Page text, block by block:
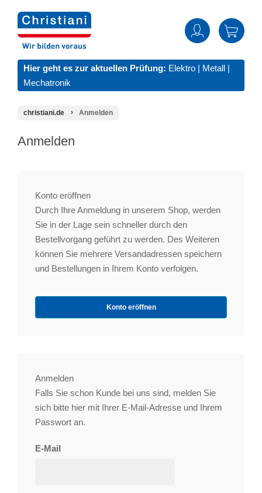
Hier geht es zur aktuellen Prüfung: Elektro | Metall |
Mechatronik
christiani.de Anmelden
Anmelden
Konto eröffnen
Durch Ihre Anmeldung in unserem Shop, werden
Sie in der Lage sein schneller durch den
Bestellvorgang geführt zu werden. Des Weiteren
können Sie mehrere Versandadressen speichern
und Bestellungen in Ihrem Konto verfolgen.
Konto eröffnen
Anmelden
Falls Sie schon Kunde bei uns sind, melden Sie
sich bitte hier mit Ihrer E-Mail-Adresse und Ihrem
Passwort an.
E-Mail